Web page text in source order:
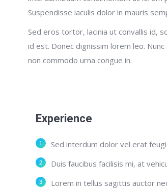
Suspendisse iaculis dolor in mauris
Sed eros tortor, lacinia ut convallis id,
id est. Donec dignissim lorem leo.
non commodo urna congue in.
Experience
Sed interdum dolor vel erat
Duis faucibus facilisis mi, at
Lorem in tellus sagittis auctor